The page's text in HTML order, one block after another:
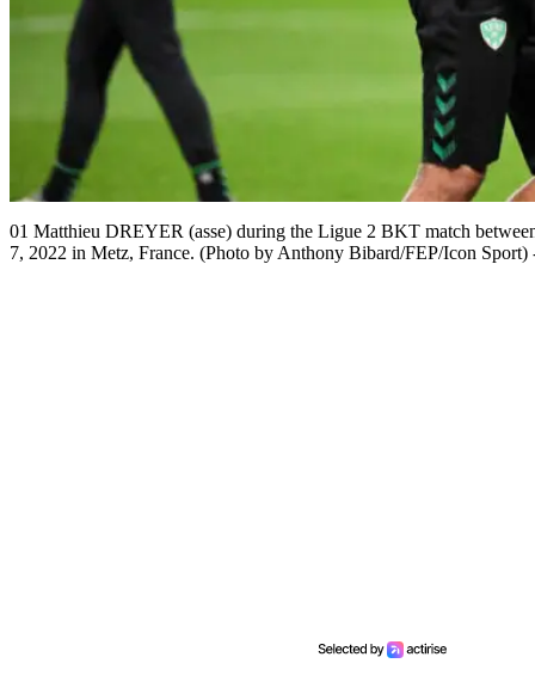
01 Matthieu DREYER (asse) during the Ligue 2 BKT match
7, 2022 in Metz, France. (Photo by Anthony Bibard/FEP/Icon Sport)